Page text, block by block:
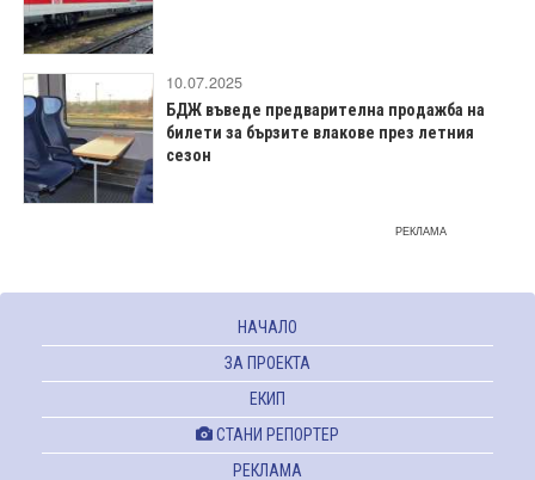
10.07.2025
БДЖ въведе предварителна продажба на
билети за бързите влакове през летния
сезон
РЕКЛАМА
НАЧАЛО
ЗА ПРОЕКТА
ЕКИП
СТАНИ РЕПОРТЕР
РЕКЛАМА